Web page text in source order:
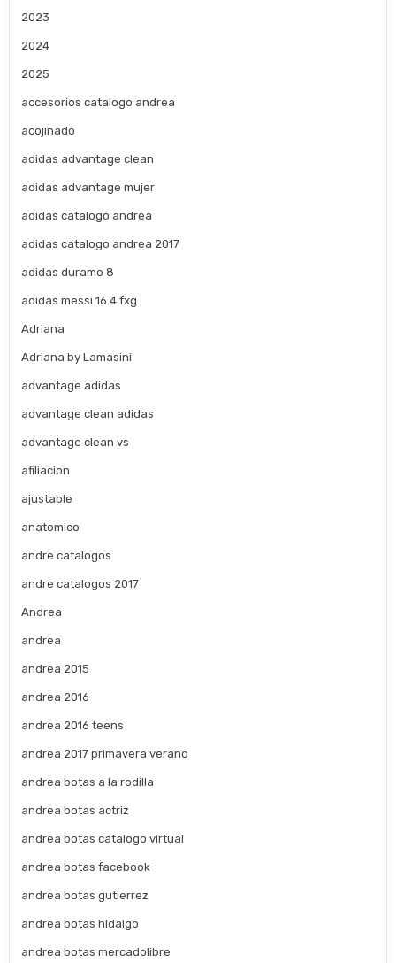
2023
2024
2025
accesorios catalogo andrea
acojinado
adidas advantage clean
adidas advantage mujer
adidas catalogo andrea
adidas catalogo andrea 2017
adidas duramo 8
adidas messi 16.4 fxg
Adriana
Adriana by Lamasini
advantage adidas
advantage clean adidas
advantage clean vs
afiliacion
ajustable
anatomico
andre catalogos
andre catalogos 2017
Andrea
andrea
andrea 2015
andrea 2016
andrea 2016 teens
andrea 2017 primavera verano
andrea botas a la rodilla
andrea botas actriz
andrea botas catalogo virtual
andrea botas facebook
andrea botas gutierrez
andrea botas hidalgo
andrea botas mercadolibre